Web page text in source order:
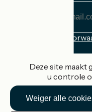
Accueil Vélo Pro
Deze site maakt
u controle
Weiger alle